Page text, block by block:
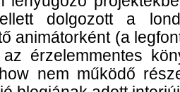
dolgozott a
animátorként (a
érzelemmentes
nem működő